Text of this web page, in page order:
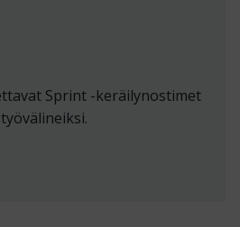
Sprint -keräilynostimet